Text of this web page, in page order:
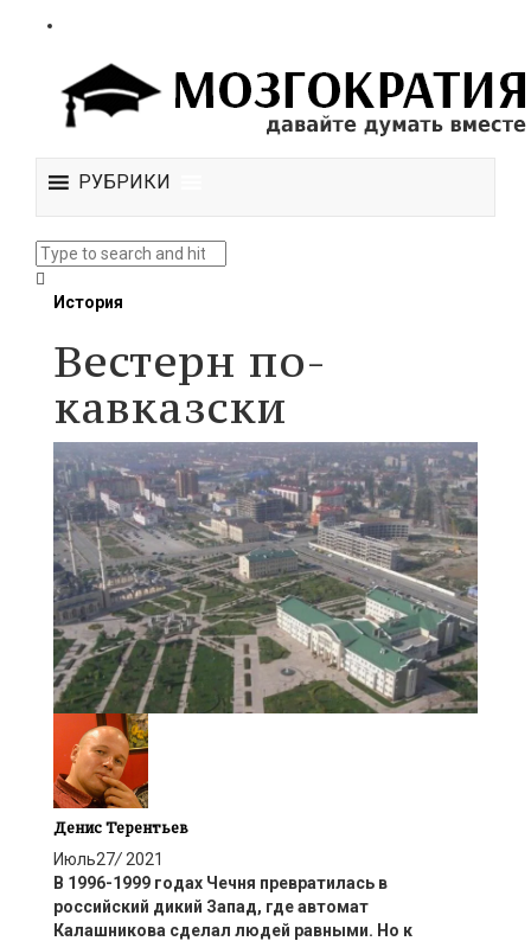
РУБРИКИ
История
Вестерн по-
кавказски
Денис Терентьев
Июль27/ 2021
В 1996-1999 годах Чечня превратилась в
российский дикий Запад, где автомат
Калашникова сделал людей равными. Но к